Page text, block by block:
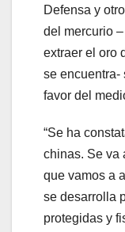
Defensa y
del mercurio
extraer el oro
se encuentra-
favor del
“Se ha
chinas. Se va
que vamos a
se desarrolla
protegidas y